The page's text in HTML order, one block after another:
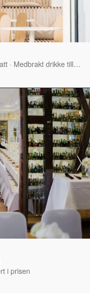
· Medbrakt drikke tillatt
i prisen